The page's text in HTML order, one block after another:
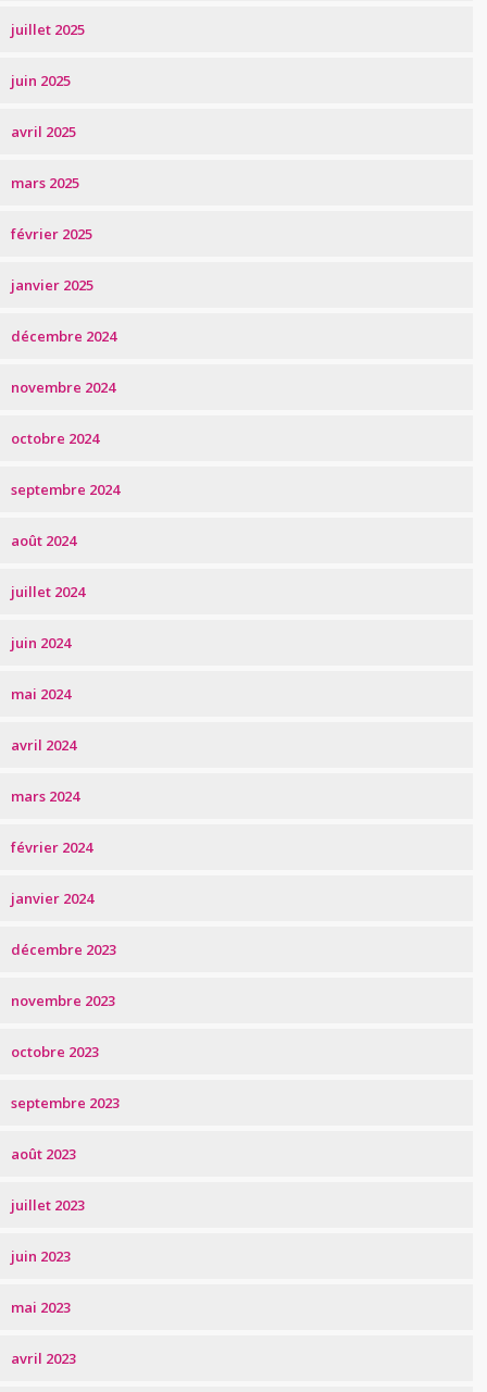
juillet 2025
juin 2025
avril 2025
mars 2025
février 2025
janvier 2025
décembre 2024
novembre 2024
octobre 2024
septembre 2024
août 2024
juillet 2024
juin 2024
mai 2024
avril 2024
mars 2024
février 2024
janvier 2024
décembre 2023
novembre 2023
octobre 2023
septembre 2023
août 2023
juillet 2023
juin 2023
mai 2023
avril 2023